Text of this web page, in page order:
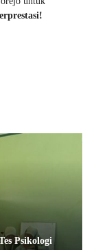
Psikologi